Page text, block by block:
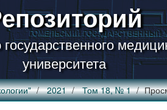
университета
2021 Том 18, № 1